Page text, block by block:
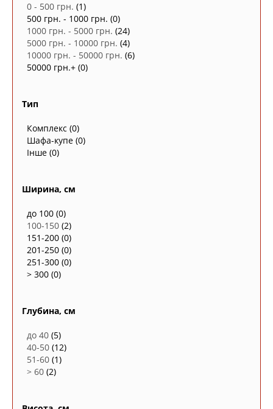
0 - 500 грн. (1)
500 грн. - 1000 грн. (0)
1000 грн. - 5000 грн. (24)
5000 грн. - 10000 грн. (4)
10000 грн. - 50000 грн. (6)
50000 грн.+ (0)
Тип
Комплекс (0)
Шафа-купе (0)
Інше (0)
Ширина, см
до 100 (0)
100-150 (2)
151-200 (0)
201-250 (0)
251-300 (0)
> 300 (0)
Глубина, см
до 40 (5)
40-50 (12)
51-60 (1)
> 60 (2)